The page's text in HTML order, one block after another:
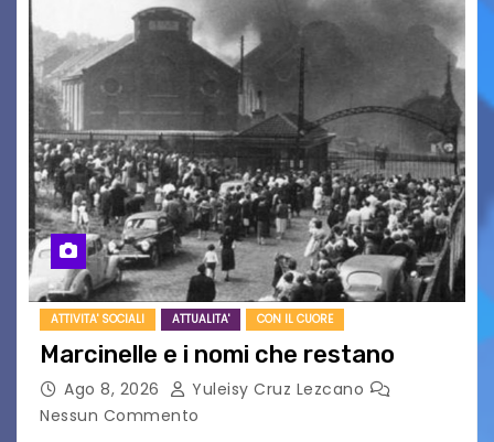
ATTIVITA' SOCIALI ATTUALITA' CON IL CUORE
Marcinelle e i nomi che restano
Ago 8, 2026
Yuleisy Cruz Lezcano
Nessun Commento